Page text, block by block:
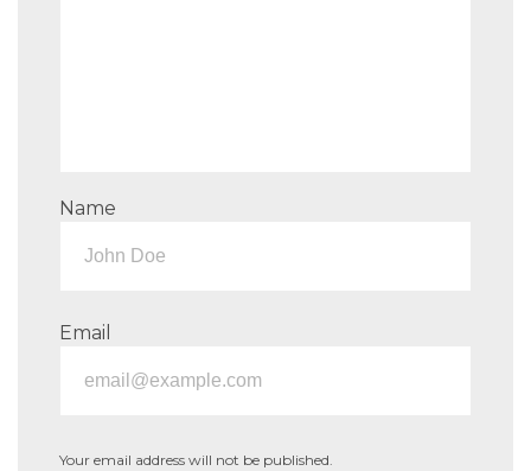
Name
Email
Your email address will not be published.